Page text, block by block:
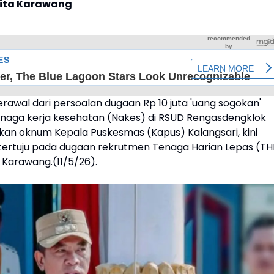
Karawang
dari persoalan dugaan Rp 10 juta 'uang sogokan'
kerja kesehatan (Nakes) di RSUD Rengasdengklok
oknum Kepala Puskesmas (Kapus) Kalangsari, kini
pada dugaan rekrutmen Tenaga Harian Lepas
Karawang.(11/5/26).